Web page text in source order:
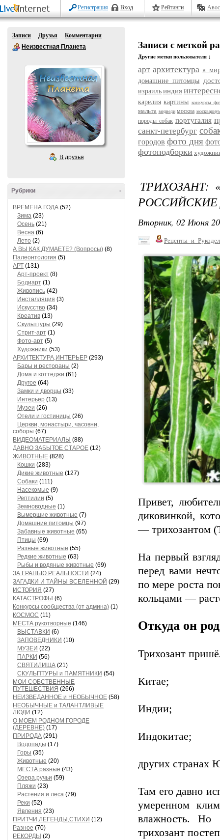
Регистрация Вход Рейтинги
Записи Друзья
Комментарии
Неизвестная Планета
В друзья
-
Рубрики
ВРЕМЕНА ГОДА (52)
Зима (23)
Осень (21)
Весна (6)
Лето (2)
А ВЫ КАК ДУМАЕТЕ? (Вопросы) (8)
Палеонтология (5)
АРТ (131)
Арт-проект (8)
Бодиарт (1)
Живопись (42)
Инсталляция (3)
Искусство (34)
Креатив (13)
Скульптуры (29)
Стрит-арт (1)
Фото-арт (5)
Художники (53)
АРХИТЕКТУРА,ИНТЕРЬЕР (293)
Бары и рестораны (2)
Дома и коттеджи (61)
Другое (64)
Замки и дворцы (33)
Интерьер (13)
Музеи (26)
Отели и гостиницы (26)
Церкви, монастыри, часовни,
соборы (67)
ВИДЕОМАТЕРИАЛЫ (88)
ДАВНО ЗАБЫТОЕ СТАРОЕ (12)
ЖИВОТНЫЕ (828)
Кошки (283)
Дикие животные (127)
Собаки (111)
Насекомые (9)
Рептилии (5)
Земноводные (1)
Вымершие животные (7)
Домашние питомцы (97)
Забавные животные (65)
Птицы (69)
Разные животные (55)
Редкие животные (63)
Рыбы и водяные животные (69)
ЗА ГРАНЬЮ РЕАЛЬНОСТИ (24)
ЗАГАДКИ И ТАЙНЫ ВСЕЛЕННОЙ (29)
ИСТОРИЯ (27)
КАТАСТРОФЫ (6)
Конкурсы сообщества (от админа) (1)
КОСМОС (11)
МЕСТА рукотворные (146)
ВЫСТАВКИ (6)
ЗАПОВЕДНИКИ (10)
МУЗЕИ (22)
ПАРКИ (56)
СВЯТИЛИЩА (21)
СКУЛЬПТУРЫ и ПАМЯТНИКИ (54)
МОИ СОБСТВЕННЫЕ
ПУТЕШЕСТВИЯ (266)
НЕИЗВЕДАННОЕ и НЕОБЫЧНОЕ (58)
НЕОБЫЧНЫЕ и ТАЛАНТЛИВЫЕ
ЛЮДИ (12)
О МОЕМ РОДНОМ ГОРОДЕ
(ДЕРЕВНЕ) (17)
ПРИРОДА (291)
Водопады (17)
Горы (35)
Животные (20)
МЕСТА разные (43)
Озера,ручьи (59)
Пляжи (23)
Растения и леса (79)
Реки (52)
Явления (23)
ПРИТЧИ,ЛЕГЕНДЫ,СТИХИ (12)
Разное (70)
РЕКОРДЫ (2)
Записи с меткой
Другие метки пользователя ↓
арт архитектура в
домашние питомцы
израиль индия
карелия картины конкурсы
мальта медведи москва
породы собак португалия
санкт-петербург
городов фото дня
фотоподборки
ТРИХОЗАНТ:
РОССИЙСКИЕ
Вторник, 02 Июня
Привет,
диковинкой,
— трихозантом
На первый
перед вами
по мере роста
кольцами —
Откуда он
Трихозант
Китае;
Индии;
Индокитае;
других странах
Там его давно
умеренном
влажность. Но
трихозант